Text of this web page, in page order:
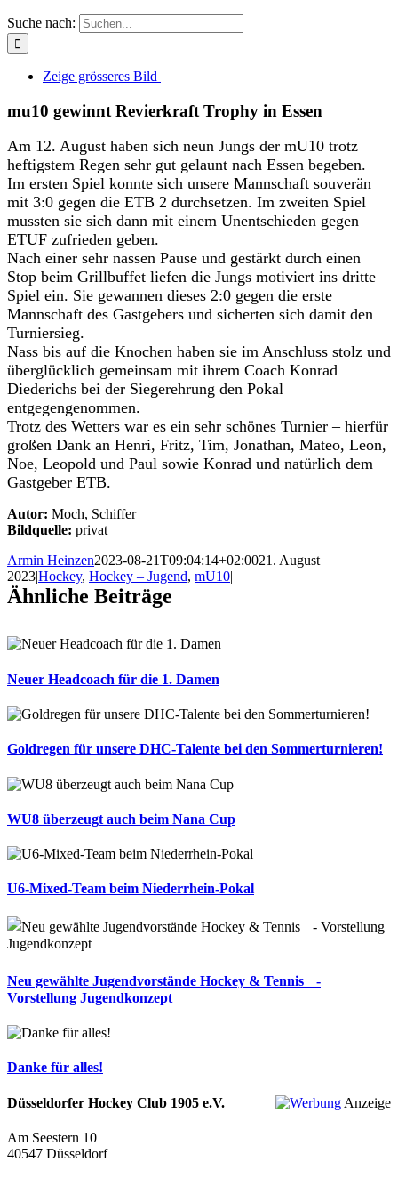
Suche nach:
Zeige grösseres Bild
mu10 gewinnt Revierkraft Trophy in Essen
Am 12. August haben sich neun Jungs der mU10 trotz
heftigstem Regen sehr gut gelaunt nach Essen begeben.
Im ersten Spiel konnte sich unsere Mannschaft souverän
mit 3:0 gegen die ETB 2 durchsetzen. Im zweiten Spiel
mussten sie sich dann mit einem Unentschieden gegen
ETUF zufrieden geben.
Nach einer sehr nassen Pause und gestärkt durch einen
Stop beim Grillbuffet liefen die Jungs motiviert ins dritte
Spiel ein. Sie gewannen dieses 2:0 gegen die erste
Mannschaft des Gastgebers und sicherten sich damit den
Turniersieg.
Nass bis auf die Knochen haben sie im Anschluss stolz und
überglücklich gemeinsam mit ihrem Coach Konrad
Diederichs bei der Siegerehrung den Pokal
entgegengenommen.
Trotz des Wetters war es ein sehr schönes Turnier – hierfür
großen Dank an Henri, Fritz, Tim, Jonathan, Mateo, Leon,
Noe, Leopold und Paul sowie Konrad und natürlich dem
Gastgeber ETB.
Autor: Moch, Schiffer
Bildquelle: privat
Armin Heinzen2023-08-21T09:04:14+02:0021. August
2023|Hockey, Hockey – Jugend, mU10|
Ähnliche Beiträge
Neuer Headcoach für die 1. Damen
Goldregen für unsere DHC-Talente bei den Sommerturnieren!
WU8 überzeugt auch beim Nana Cup
U6-Mixed-Team beim Niederrhein-Pokal
Neu gewählte Jugendvorstände Hockey & Tennis -
Vorstellung Jugendkonzept
Danke für alles!
Anzeige
Düsseldorfer Hockey Club 1905 e.V.
Am Seestern 10
40547 Düsseldorf